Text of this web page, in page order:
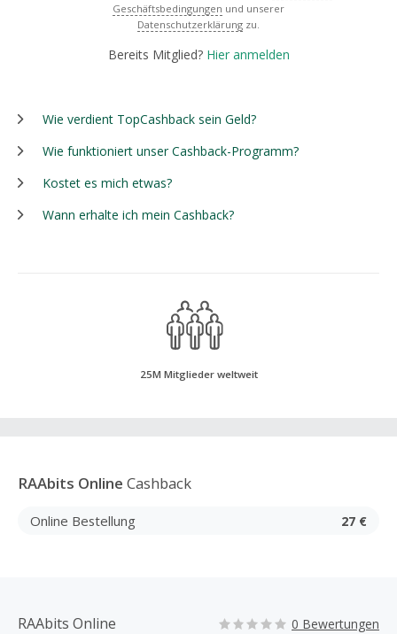
Geschäftsbedingungen und unserer
Datenschutzerklärung zu.
Bereits Mitglied? Hier anmelden
Wie verdient TopCashback sein Geld?
Wie funktioniert unser Cashback-Programm?
Kostet es mich etwas?
Wann erhalte ich mein Cashback?
25M Mitglieder weltweit
RAAbits Online Cashback
Online Bestellung 27 €
RAAbits Online 0 Bewertungen